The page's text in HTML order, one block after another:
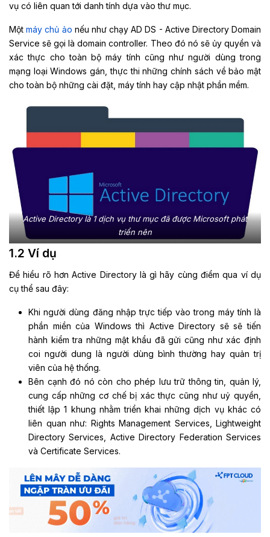
vụ có liên quan tới danh tính dựa vào thư mục.
Mộtmáy chủ ảo nếu như chạy AD DS - Active Directory Domain
Service sẽ gọi là domain controller. Theo đó nó sẽ ủy quyền và
xác thực cho toàn bộ máy tính cũng như người dùng trong
mạng loại Windows gán, thực thi những chính sách về bảo mật
cho toàn bộ những cài đặt, máy tính hay cập nhật phần mềm.
Active Directory là 1 dịch vụ thư mục đã được Microsoft phát
triển nên
1.2 Ví dụ
Để hiểu rõ hơn Active Directory là gì hãy cùng điểm qua ví dụ
cụ thể sau đây:
Khi người dùng đăng nhập trực tiếp vào trong máy tính là
phần miền của Windows thì Active Directory sẽ sẽ tiến
hành kiểm tra những mật khẩu đã gửi cũng như xác định
coi người dung là người dùng bình thường hay quản trị
viên của hệ thống.
Bên cạnh đó nó còn cho phép lưu trữ thông tin, quản lý,
cung cấp những cơ chế bị xác thực cũng như uỷ quyền,
thiết lập 1 khung nhằm triển khai những dịch vụ khác có
liên quan như: Rights Management Services, Lightweight
Directory Services, Active Directory Federation Services
và Certificate Services.